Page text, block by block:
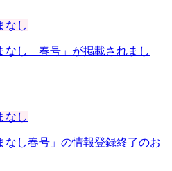
なし
なし 春号」が掲載されまし
なし
なし春号」の情報登録終了のお